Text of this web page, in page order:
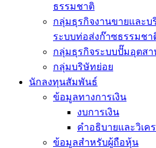
ธรรมชาติ
กลุ่มธุรกิจงานขายและ
ระบบท่อส่งก๊าซธรรมชา
กลุ่มธุรกิจระบบปั๊มอุตสา
กลุ่มบริษัทย่อย
นักลงทุนสัมพันธ์
ข้อมูลทางการเงิน
งบการเงิน
คำอธิบายและวิเค
ข้อมูลสำหรับผู้ถือหุ้น